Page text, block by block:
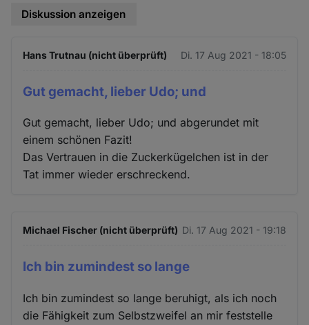
Diskussion anzeigen
Hans Trutnau (nicht überprüft) Di. 17 Aug 2021 - 18:05
Gut gemacht, lieber Udo; und
Gut gemacht, lieber Udo; und abgerundet mit
einem schönen Fazit!
Das Vertrauen in die Zuckerkügelchen ist in der
Tat immer wieder erschreckend.
Michael Fischer (nicht überprüft) Di. 17 Aug 2021 - 19:18
Ich bin zumindest so lange
Ich bin zumindest so lange beruhigt, als ich noch
die Fähigkeit zum Selbstzweifel an mir feststelle